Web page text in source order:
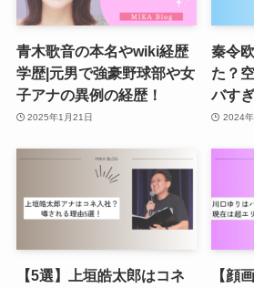
青木歌音の本名やwiki経歴
学歴|元男で強豪野球部や女
子アナの異例の経歴！
2025年1月21日
秦令
た？
バす
2024
【5選】上垣皓太郎はコネ
【顔